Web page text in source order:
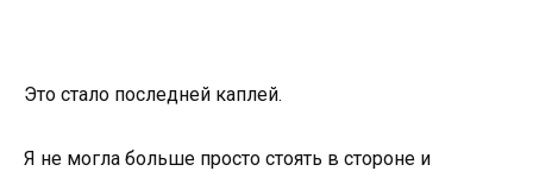
Это стало последней каплей.
Я не могла больше просто стоять в стороне и